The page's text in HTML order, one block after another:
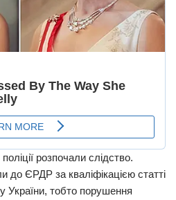
розпочали слідство.
до ЄРДР за кваліфікацією статті
України, тобто порушення